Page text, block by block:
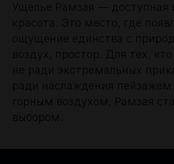
Ущелье Рамзая — доступная
красота. Это место, где
ощущение единства с
воздух, простор. Для тех,
не ради экстремальных
ради наслаждения
горным воздухом, Рамзая
выбором.